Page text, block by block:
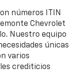
números ITIN
Chevrolet
Nuestro equipo
únicas
varios
crediticios